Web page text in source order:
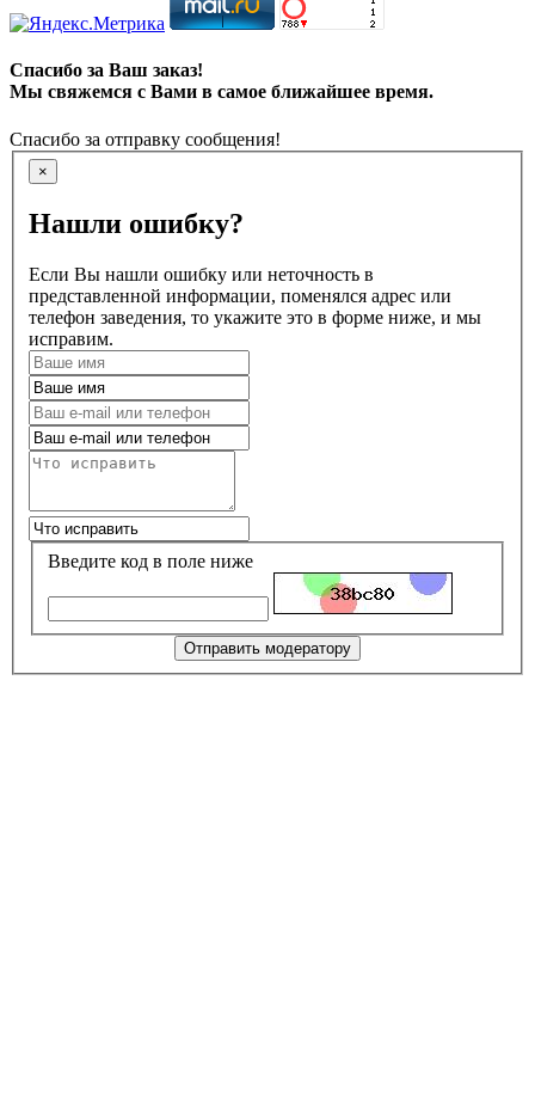
Спасибо за Ваш заказ!
Мы свяжемся с Вами в самое ближайшее время.
Спасибо за отправку сообщения!
×
Нашли ошибку?
Если Вы нашли ошибку или неточность в
представленной информации, поменялся адрес или
телефон заведения, то укажите это в форме ниже, и мы
исправим.
Введите код в поле ниже
Отправить модератору